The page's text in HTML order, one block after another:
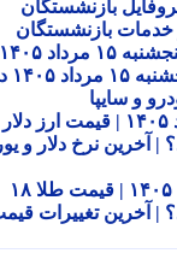
بازنشستگان
بازنشستگان
قیمت خودروهای ایران خودرو سایپا امروز پنجشنبه ۱۵ مرداد ۱۴۰۵ |
قیمت خودروهای ایران خودرو سایپا امروز پنجشنبه ۱۵ مرداد ۱۴۰۵ در
سایپا
قیمت ارز دلار یورو امروز پنجشنبه ۱۵ مرداد ۱۴۰۵ | قیمت ارز دلار
۱۴۰۵ چقدر شد؟ | آخرین نرخ دلار و یورو
قیمت طلا ۱۸ عیار امروز پنجشنبه ۱۵ مرداد ۱۴۰۵ | قیمت طلا ۱۸
۱۴۰۵ چقدر شد؟ | آخرین تغییرات قیمت